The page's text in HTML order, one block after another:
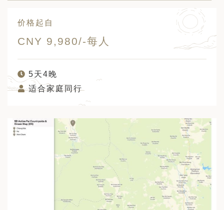
价格起自
CNY 9,980/-每人
5天4晚
适合家庭同行